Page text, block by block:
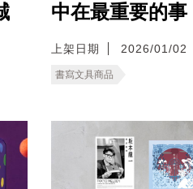
中在最重要的事
上架日期 2026/01/02
書寫文具商品